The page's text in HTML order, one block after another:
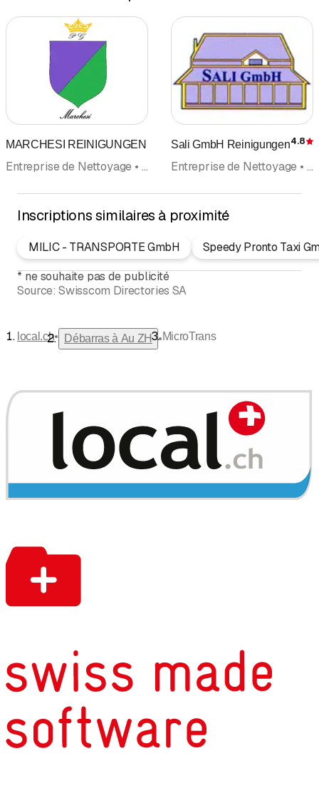
MARCHESI REINIGUNGEN
Entreprise de Nettoyage • Nettoyage de bâtiments • Conciergerie, Entretien d'immeuble • Nettoyages et entretien • Nettoyage d'appartements • Débarras • Facility Management
Sali GmbH Reinigungen4.8
Entreprise de Nettoyage • Nettoyage de bâtiments • Déménagements • Conciergerie, Entretien d'immeuble • Nettoyage d'appartements • Débarras • Nettoyages et entretien
Inscriptions similaires à proximité
MILIC - TRANSPORTE GmbH
Speedy Pronto Taxi
* ne souhaite pas de publicité
Source: Swisscom Directories SA
local.ch• Débarras à Au ZH •MicroTrans